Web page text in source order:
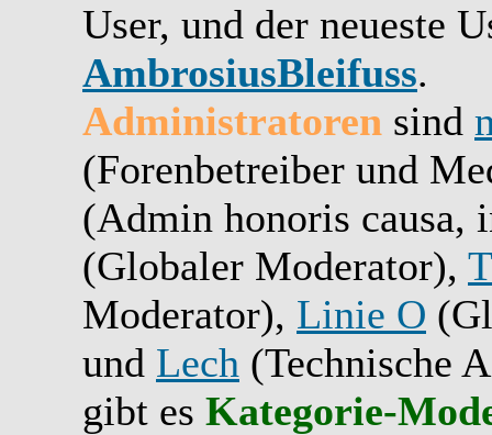
User, und der neueste
AmbrosiusBleifuss.
Administratoren sind
(Forenbetreiber und
(Admin honoris
(Globaler Moderator),
Moderator), Linie O
und Lech (Technische
gibt es Kategorie-